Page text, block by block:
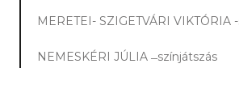
MERETEI- SZIGETVÁRI VIKTÓRIA
NEMESKÉRI JÚLIA ­­ ̶ színjátszás